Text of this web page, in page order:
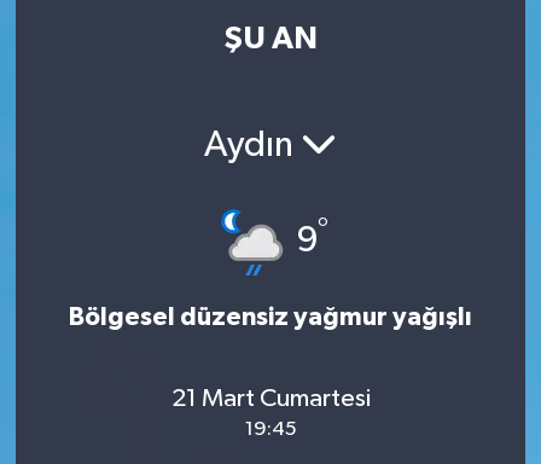
ŞU AN
Aydın
9°
Bölgesel düzensiz yağmur yağışlı
21 Mart Cumartesi
19:45